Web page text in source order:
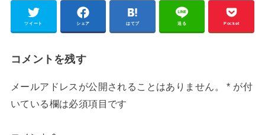
ツイート シェア はてブ 送る Pocket
コメントを残す
メールアドレスが公開されることはありません。 * が付
いている欄は必須項目です